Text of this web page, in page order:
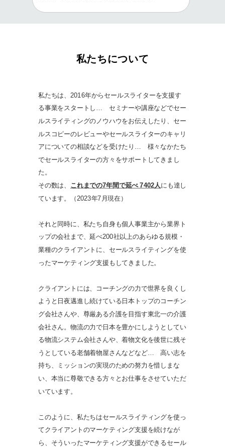
私たちについて
私たちは、2016年からセールスライターを支援す
る事業をスタートし… セミナーや講座などでセー
ルスライティングのノウハウをお伝えしたり、セー
ルスコピーのレビューやセールスライターのキャリ
アについての相談などを受けたり… 様々なかたち
でセールスライターの方々をサポートしてきまし
た。
その数は、 これまでの7年間で延べ 7402人 にも達し
ています。（2023年7月現在）
それと同時に、私たち自身も個人事業主から業界ト
ップの会社まで、延べ200社以上のあらゆる規模・
業種のクライアントに、セールスライティングを使
ったマーケティング支援もしてきました。
クライアントには、コーチングの力で世界を良くし
ようと日夜邁進し続けている日本トップのコーチン
グ会社さんや、尊厳ある介護を目指す東北一の介護
会社さん。物流の力で日本を豊かにしようとしてい
る物流システム会社さんや、着物文化を後世に残そ
うとしている老舗着物屋さんなどなど… 高い志を
持ち、ミッションの実現のための努力を惜しまな
い、本当に尊敬できる方々とお仕事をさせていただ
いています。
このように、私たちはセールスライティングを使っ
てクライアントのマーケティング支援を続けなが
ら、そういったマーケティング支援ができるセール